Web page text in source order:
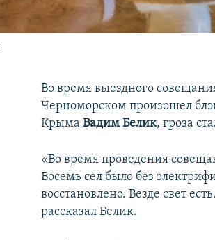
Во время выездного
Черноморском произошел
КрымаВадим Белик, гроза
«Во время проведения
Восемь сел было без
восстановлено. Везде свет
рассказал Белик.